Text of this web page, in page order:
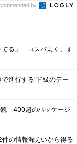
by
てる」 コスパよく、す
進行する“ド級のデー
貌 400超のパッケージ
の情報漏えいから得る